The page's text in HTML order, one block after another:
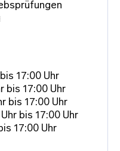
17:00 Uhr
bis 17:00 Uhr
bis 17:00 Uhr
bis 17:00 Uhr
17:00 Uhr